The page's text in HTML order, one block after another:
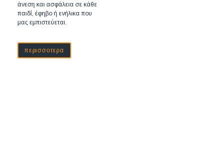
άνεση και ασφάλεια σε κάθε
παιδί, έφηβο ή ενήλικα που
μας εμπιστεύεται.
περισσοτερα